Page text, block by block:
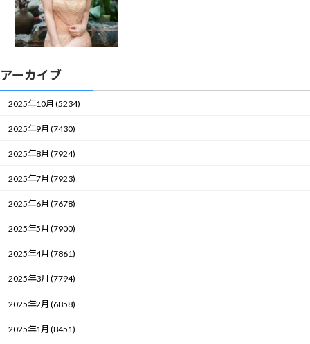
アーカイブ
2025年10月 (5234)
2025年9月 (7430)
2025年8月 (7924)
2025年7月 (7923)
2025年6月 (7678)
2025年5月 (7900)
2025年4月 (7861)
2025年3月 (7794)
2025年2月 (6858)
2025年1月 (8451)